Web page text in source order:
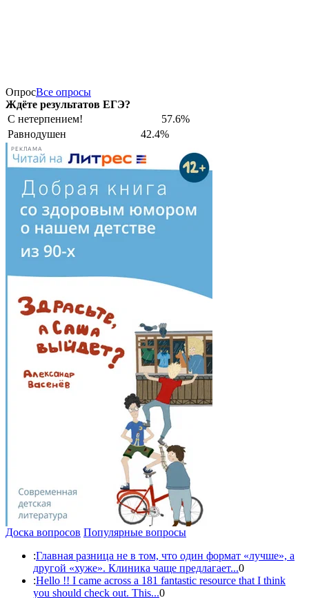
ОпросВсе опросы
Ждёте результатов ЕГЭ?
С нетерпением!
57.6%
Равнодушен
42.4%
РЕКЛАМА
Доска вопросов Популярные вопросы
:Главная разница не в том, что один формат «лучше», а
другой «хуже». Клиника чаще предлагает...0
:Hello !! I came across a 181 fantastic resource that I think
you should check out. This...0